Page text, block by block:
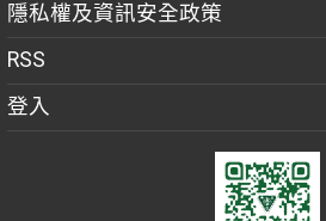
隱私權及資訊安全政策
RSS
登入